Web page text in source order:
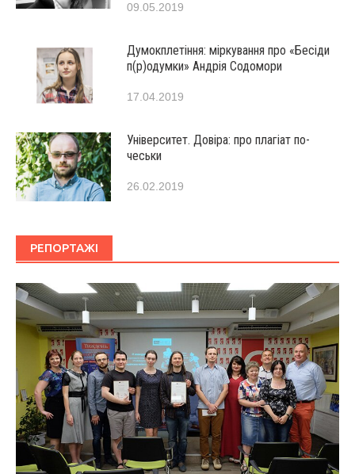
09.05.2019
Думокплетіння: міркування про «Бесіди
п(р)одумки» Андрія Содомори
17.04.2019
Університет. Довіра: про плагіат по-
чеськи
26.02.2019
РЕПОРТАЖІ